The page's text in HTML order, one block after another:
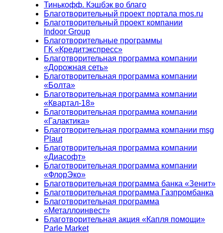
Тинькофф. Кэшбэк во благо
Благотворительный проект портала mos.ru
Благотворительный проект компании
Indoor Group
Благотворительные программы
ГК «Кредитэкспресс»
Благотворительная программа компании
«Дорожная сеть»
Благотворительная программа компании
«Болта»
Благотворительная программа компании
«Квартал-18»
Благотворительная программа компании
«Галактика»
Благотворительная программа компании msg
Plaut
Благотворительная программа компании
«Диасофт»
Благотворительная программа компании
«ФлорЭко»
Благотворительная программа банка «Зенит»
Благотворительная программа Газпромбанка
Благотворительная программа
«Металлоинвест»
Благотворительная акция «Капля помощи»
Parle Market